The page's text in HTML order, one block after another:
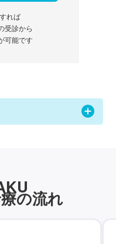
れば
受診から
可能です
の流れ